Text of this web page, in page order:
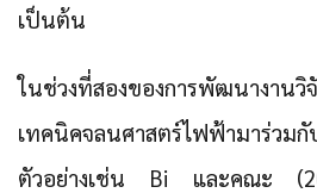
เป็นต้น
ในช่วงที่สองของการพัฒนางานวิ
เทคนิคจลนศาสตร์ไฟฟ้ามาร่วม
ตัวอย่างเช่น Bi และคณะ